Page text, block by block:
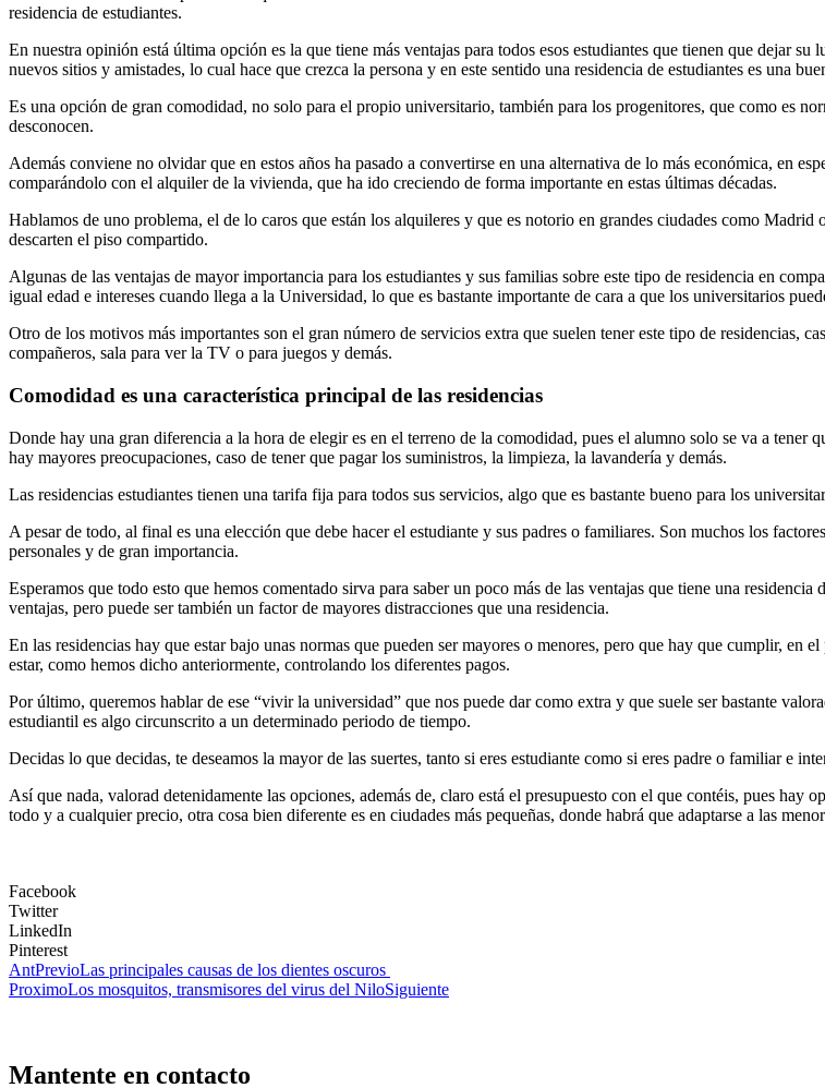
residencia de estudiantes.
En nuestra opinión está última opción es la que tiene más ventajas para todos esos estudiantes que tienen que dejar
nuevos sitios y amistades, lo cual hace que crezca la persona y en este sentido una residencia de estudiantes es una
Es una opción de gran comodidad, no solo para el propio universitario, también para los progenitores, que como es
desconocen.
Además conviene no olvidar que en estos años ha pasado a convertirse en una alternativa de lo más económica, en
comparándolo con el alquiler de la vivienda, que ha ido creciendo de forma importante en estas últimas décadas.
Hablamos de uno problema, el de lo caros que están los alquileres y que es notorio en grandes ciudades como
descarten el piso compartido.
Algunas de las ventajas de mayor importancia para los estudiantes y sus familias sobre este tipo de residencia en
igual edad e intereses cuando llega a la Universidad, lo que es bastante importante de cara a que los universitarios
Otro de los motivos más importantes son el gran número de servicios extra que suelen tener este tipo de residencias,
compañeros, sala para ver la TV o para juegos y demás.
Comodidad es una característica principal de las residencias
Donde hay una gran diferencia a la hora de elegir es en el terreno de la comodidad, pues el alumno solo se va a tener
hay mayores preocupaciones, caso de tener que pagar los suministros, la limpieza, la lavandería y demás.
Las residencias estudiantes tienen una tarifa fija para todos sus servicios, algo que es bastante bueno para los
A pesar de todo, al final es una elección que debe hacer el estudiante y sus padres o familiares. Son muchos los
personales y de gran importancia.
Esperamos que todo esto que hemos comentado sirva para saber un poco más de las ventajas que tiene una
ventajas, pero puede ser también un factor de mayores distracciones que una residencia.
En las residencias hay que estar bajo unas normas que pueden ser mayores o menores, pero que hay que cumplir,
estar, como hemos dicho anteriormente, controlando los diferentes pagos.
Por último, queremos hablar de ese “vivir la universidad” que nos puede dar como extra y que suele ser bastante
estudiantil es algo circunscrito a un determinado periodo de tiempo.
Decidas lo que decidas, te deseamos la mayor de las suertes, tanto si eres estudiante como si eres padre o familiar e
Así que nada, valorad detenidamente las opciones, además de, claro está el presupuesto con el que contéis, pues hay
todo y a cualquier precio, otra cosa bien diferente es en ciudades más pequeñas, donde habrá que adaptarse a las
Facebook
Twitter
LinkedIn
Pinterest
AntPrevioLas principales causas de los dientes oscuros
ProximoLos mosquitos, transmisores del virus del NiloSiguiente
Mantente en contacto